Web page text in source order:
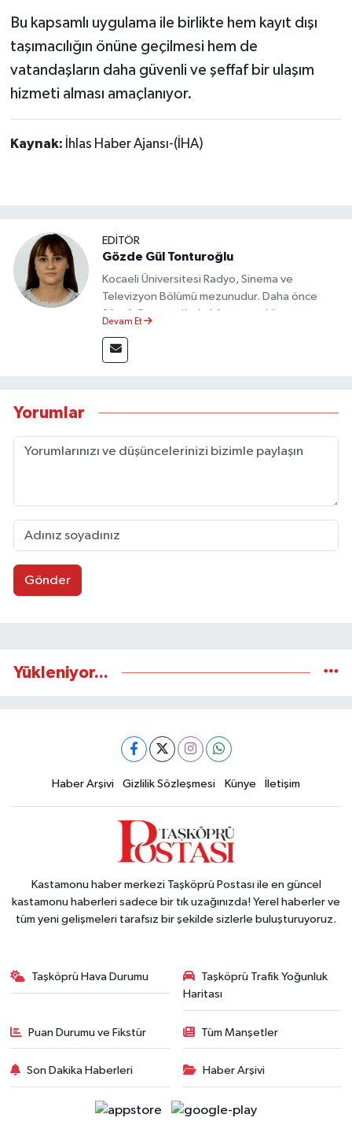
Bu kapsamlı uygulama ile birlikte hem kayıt dışı
taşımacılığın önüne geçilmesi hem de
vatandaşların daha güvenli ve şeffaf bir ulaşım
hizmeti alması amaçlanıyor.
Kaynak: İhlas Haber Ajansı-(İHA)
EDİTÖR
Gözde Gül Tonturoğlu
Kocaeli Üniversitesi Radyo, Sinema ve
Televizyon Bölümü mezunudur. Daha önce
Sözcü Gazetesi’nde köşe yazarlığı yapmış ve
Devam Et
Yorumlar
Gönder
Yükleniyor...
Haber Arşivi Gizlilik Sözleşmesi Künye İletişim
Kastamonu haber merkezi Taşköprü Postası ile en güncel
kastamonu haberleri sadece bir tık uzağınızda! Yerel haberler ve
tüm yeni gelişmeleri tarafsız bir şekilde sizlerle buluşturuyoruz.
Taşköprü Hava Durumu
Taşköprü Trafik Yoğunluk
Haritası
Puan Durumu ve Fikstür Tüm Manşetler
Son Dakika Haberleri Haber Arşivi